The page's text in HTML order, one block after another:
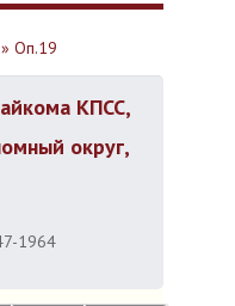
» Оп.19
КПСС,
округ,
1964